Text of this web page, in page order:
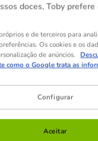
-40% na 2ª
un.
doces, Toby prefere
e de terceiros para
Os cookies e os
de anúncios.
como o Google trata as
Configurar
Aceitar